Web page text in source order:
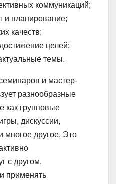
коммуникаций;
планирование;
качеств;
целей;
темы.
и мастер-
разнообразные
как групповые
дискуссии,
многое другое. Это
с другом,
применять